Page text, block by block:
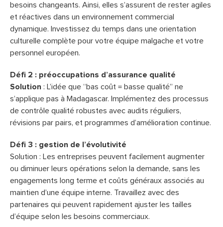
besoins changeants. Ainsi, elles s’assurent de rester agiles
et réactives dans un environnement commercial
dynamique. Investissez du temps dans une orientation
culturelle complète pour votre équipe malgache et votre
personnel européen.
Défi 2 : préoccupations d’assurance qualité
Solution : L’idée que “bas coût = basse qualité” ne
s’applique pas à Madagascar. Implémentez des processus
de contrôle qualité robustes avec audits réguliers,
révisions par pairs, et programmes d’amélioration continue.
Défi 3 : gestion de l’évolutivité
Solution : Les entreprises peuvent facilement augmenter
ou diminuer leurs opérations selon la demande, sans les
engagements long terme et coûts généraux associés au
maintien d’une équipe interne. Travaillez avec des
partenaires qui peuvent rapidement ajuster les tailles
d’équipe selon les besoins commerciaux.